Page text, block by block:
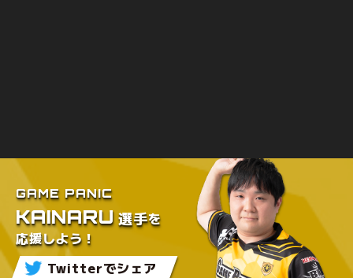
GAME PANIC
KAINARU 選手を
応援しよう！
Twitterでシェア